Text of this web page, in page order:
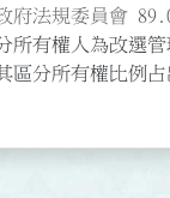
府法規委員會
所有權人為改選
區分所有權比例